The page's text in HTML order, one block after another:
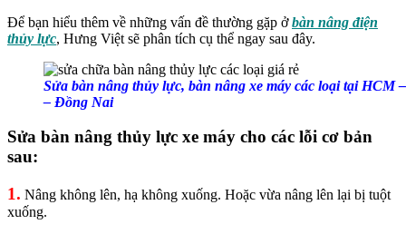
Để bạn hiểu thêm về những vấn đề thường gặp ởbàn nâng điện
thủy lực, Hưng Việt sẽ phân tích cụ thể ngay sau đây.
Sửa bàn nâng thủy lực, bàn nâng xe máy các loại tại HCM
– Đồng Nai
Sửa bàn nâng thủy lực xe máy cho các lỗi cơ bản
sau:
1. Nâng không lên, hạ không xuống. Hoặc vừa nâng lên lại bị tuột
xuống.